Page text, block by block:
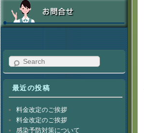
Search
最近の投稿
料金改定のご挨拶
料金改定のご挨拶
感染予防対策について